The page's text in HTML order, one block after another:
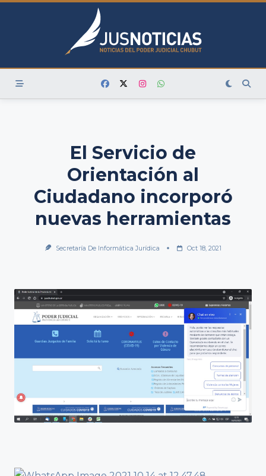
Skip
El Servicio de
Orientación al
Ciudadano incorporó
nuevas herramientas
Secretaría De Informática Jurídica Oct 18, 2021